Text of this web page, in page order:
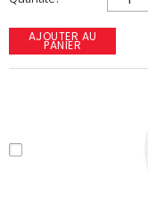
AJOUTER AU
PANIER